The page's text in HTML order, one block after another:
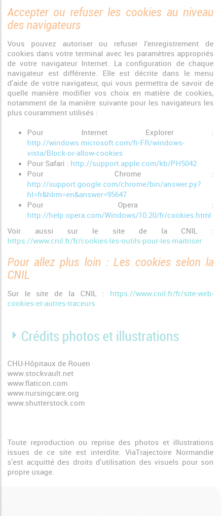
Accepter ou refuser les cookies au niveau
des navigateurs
Vous pouvez autoriser ou refuser l’enregistrement de
cookies dans votre terminal avec les paramètres appropriés
de votre navigateur Internet. La configuration de chaque
navigateur est différente. Elle est décrite dans le menu
d'aide de votre navigateur, qui vous permettra de savoir de
quelle manière modifier vos choix en matière de cookies,
notamment de la manière suivante pour les navigateurs les
plus couramment utilisés :
Pour Internet Explorer :
http://windows.microsoft.com/fr-FR/windows-
vista/Block-or-allow-cookies
Pour Safari : http://support.apple.com/kb/PH5042
Pour Chrome :
http://support.google.com/chrome/bin/answer.py?
hl=fr&hlrm=en&answer=95647
Pour Opera :
http://help.opera.com/Windows/10.20/fr/cookies.html
Voir aussi sur le site de la CNIL :
https://www.cnil.fr/fr/cookies-les-outils-pour-les-maitriser
Pour allez plus loin : Les cookies selon la
CNIL
Sur le site de la CNIL : https://www.cnil.fr/fr/site-web-
cookies-et-autres-traceurs
Crédits photos et illustrations
CHU-Hôpitaux de Rouen
www.stockvault.net
www.flaticon.com
www.nursingcare.org
www.shutterstock.com
Toute reproduction ou reprise des photos et illustrations
issues de ce site est interdite. ViaTrajectoire Normandie
s'est acquitté des droits d'utilisation des visuels pour son
propre usage.